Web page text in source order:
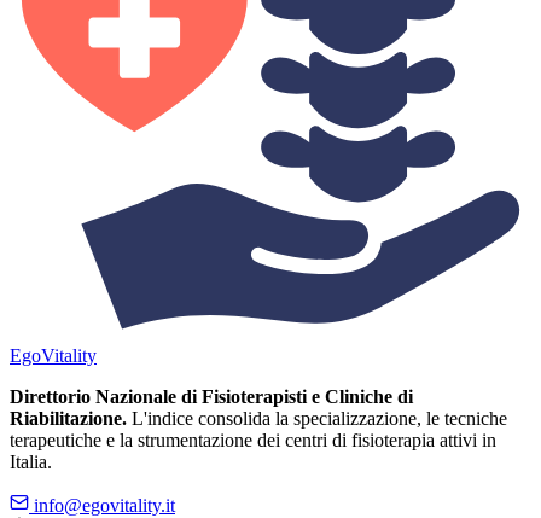
EgoVitality
Direttorio Nazionale di Fisioterapisti e Cliniche di
Riabilitazione. L'indice consolida la specializzazione, le tecniche
terapeutiche e la strumentazione dei centri di fisioterapia attivi in
Italia.
info@egovitality.it